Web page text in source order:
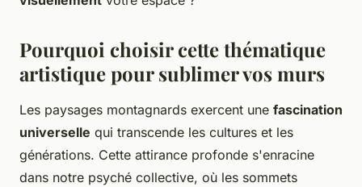
Pourquoi choisir cette thématique
artistique pour sublimer vos murs
Les paysages montagnards exercent une fascination
universelle qui transcende les cultures et les
générations. Cette attirance profonde s'enracine
dans notre psyché collective, où les sommets